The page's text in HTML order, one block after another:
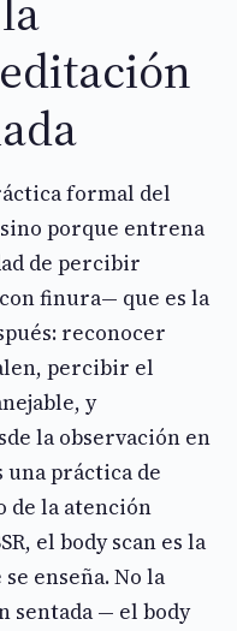
formal del
porque entrena
de percibir
finura— que es la
reconocer
percibir el
y
la observación en
una práctica de
de la atención
el body scan es la
enseña. No la
sentada — el body